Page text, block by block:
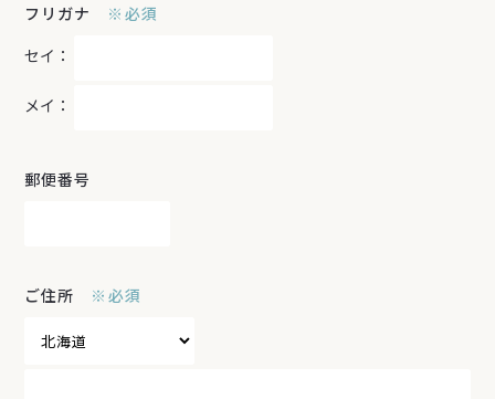
フリガナ
必須
セイ：
メイ：
郵便番号
ご住所 必須